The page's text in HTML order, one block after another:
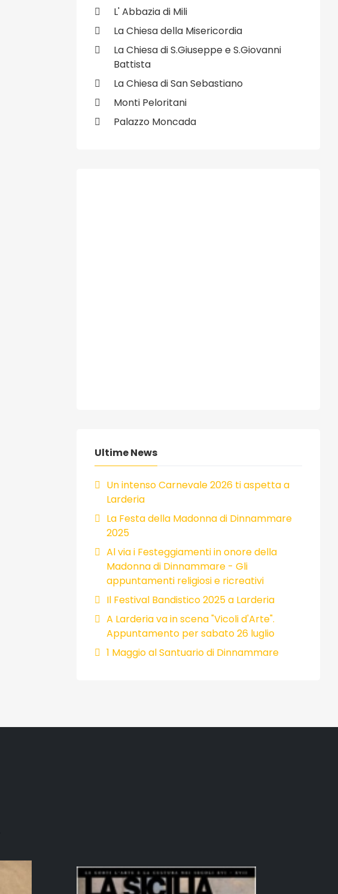
L' Abbazia di Mili
La Chiesa della Misericordia
La Chiesa di S.Giuseppe e S.Giovanni
Battista
La Chiesa di San Sebastiano
Monti Peloritani
Palazzo Moncada
Ultime News
Un intenso Carnevale 2026 ti aspetta a
Larderia
La Festa della Madonna di Dinnammare
2025
Al via i Festeggiamenti in onore della
Madonna di Dinnammare - Gli
appuntamenti religiosi e ricreativi
Il Festival Bandistico 2025 a Larderia
A Larderia va in scena "Vicoli d'Arte".
Appuntamento per sabato 26 luglio
1 Maggio al Santuario di Dinnammare